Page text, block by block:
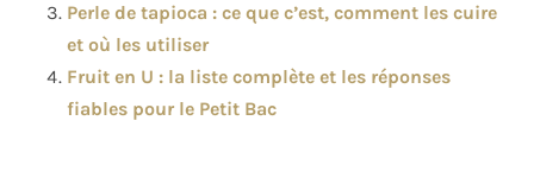
Perle de tapioca : ce que c’est, comment les cuire
et où les utiliser
Fruit en U : la liste complète et les réponses
fiables pour le Petit Bac